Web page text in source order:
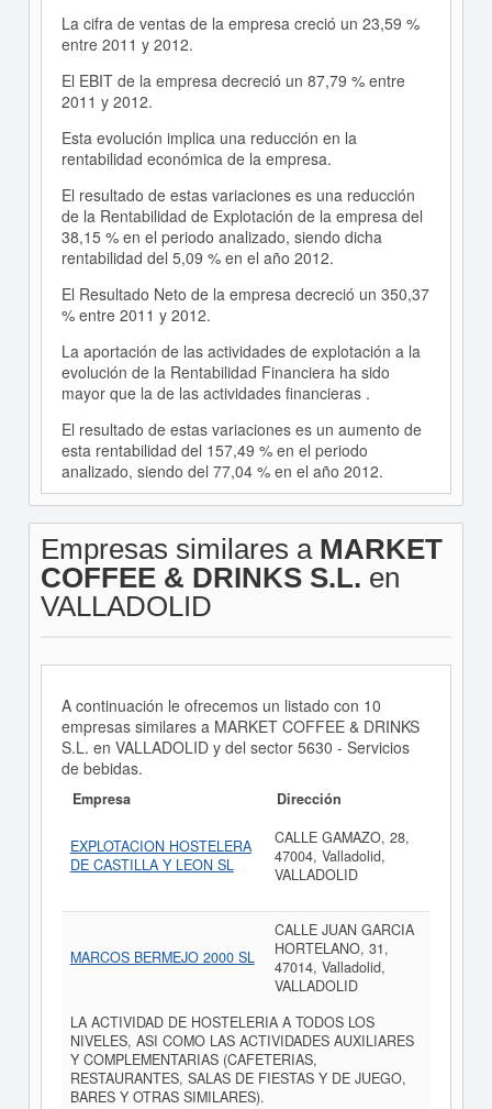
La cifra de ventas de la empresa creció un 23,59 %
entre 2011 y 2012.
El EBIT de la empresa decreció un 87,79 % entre
2011 y 2012.
Esta evolución implica una reducción en la
rentabilidad económica de la empresa.
El resultado de estas variaciones es una reducción
de la Rentabilidad de Explotación de la empresa del
38,15 % en el periodo analizado, siendo dicha
rentabilidad del 5,09 % en el año 2012.
El Resultado Neto de la empresa decreció un 350,37
% entre 2011 y 2012.
La aportación de las actividades de explotación a la
evolución de la Rentabilidad Financiera ha sido
mayor que la de las actividades financieras .
El resultado de estas variaciones es un aumento de
esta rentabilidad del 157,49 % en el periodo
analizado, siendo del 77,04 % en el año 2012.
Empresas similares a MARKET
COFFEE & DRINKS S.L. en
VALLADOLID
A continuación le ofrecemos un listado con 10
empresas similares a MARKET COFFEE & DRINKS
S.L. en VALLADOLID y del sector 5630 - Servicios
de bebidas.
Empresa Dirección
EXPLOTACION HOSTELERA
DE CASTILLA Y LEON SL
CALLE GAMAZO, 28,
47004, Valladolid,
VALLADOLID
MARCOS BERMEJO 2000 SL
CALLE JUAN GARCIA
HORTELANO, 31,
47014, Valladolid,
VALLADOLID
LA ACTIVIDAD DE HOSTELERIA A TODOS LOS
NIVELES, ASI COMO LAS ACTIVIDADES AUXILIARES
Y COMPLEMENTARIAS (CAFETERIAS,
RESTAURANTES, SALAS DE FIESTAS Y DE JUEGO,
BARES Y OTRAS SIMILARES).